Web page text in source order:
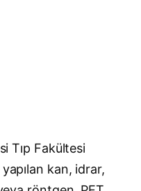
Tıp Fakültesi
kan, idrar,